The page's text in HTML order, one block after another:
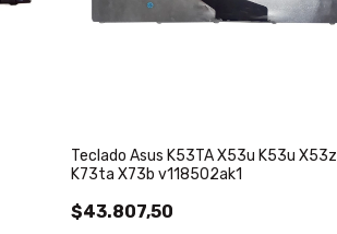
Teclado Asus K53TA X53u K53u X53z
K73ta X73b v118502ak1
$43.807,50